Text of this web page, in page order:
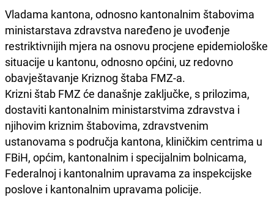
Vladama kantona, odnosno kantonalnim štabovima
ministarstava zdravstva naređeno je uvođenje
restriktivnijih mjera na osnovu procjene epidemiološke
situacije u kantonu, odnosno općini, uz redovno
obavještavanje Kriznog štaba FMZ-a.
Krizni štab FMZ će današnje zaključke, s prilozima,
dostaviti kantonalnim ministarstvima zdravstva i
njihovim kriznim štabovima, zdravstvenim
ustanovama s područja kantona, kliničkim centrima u
FBiH, općim, kantonalnim i specijalnim bolnicama,
Federalnoj i kantonalnim upravama za inspekcijske
poslove i kantonalnim upravama policije.